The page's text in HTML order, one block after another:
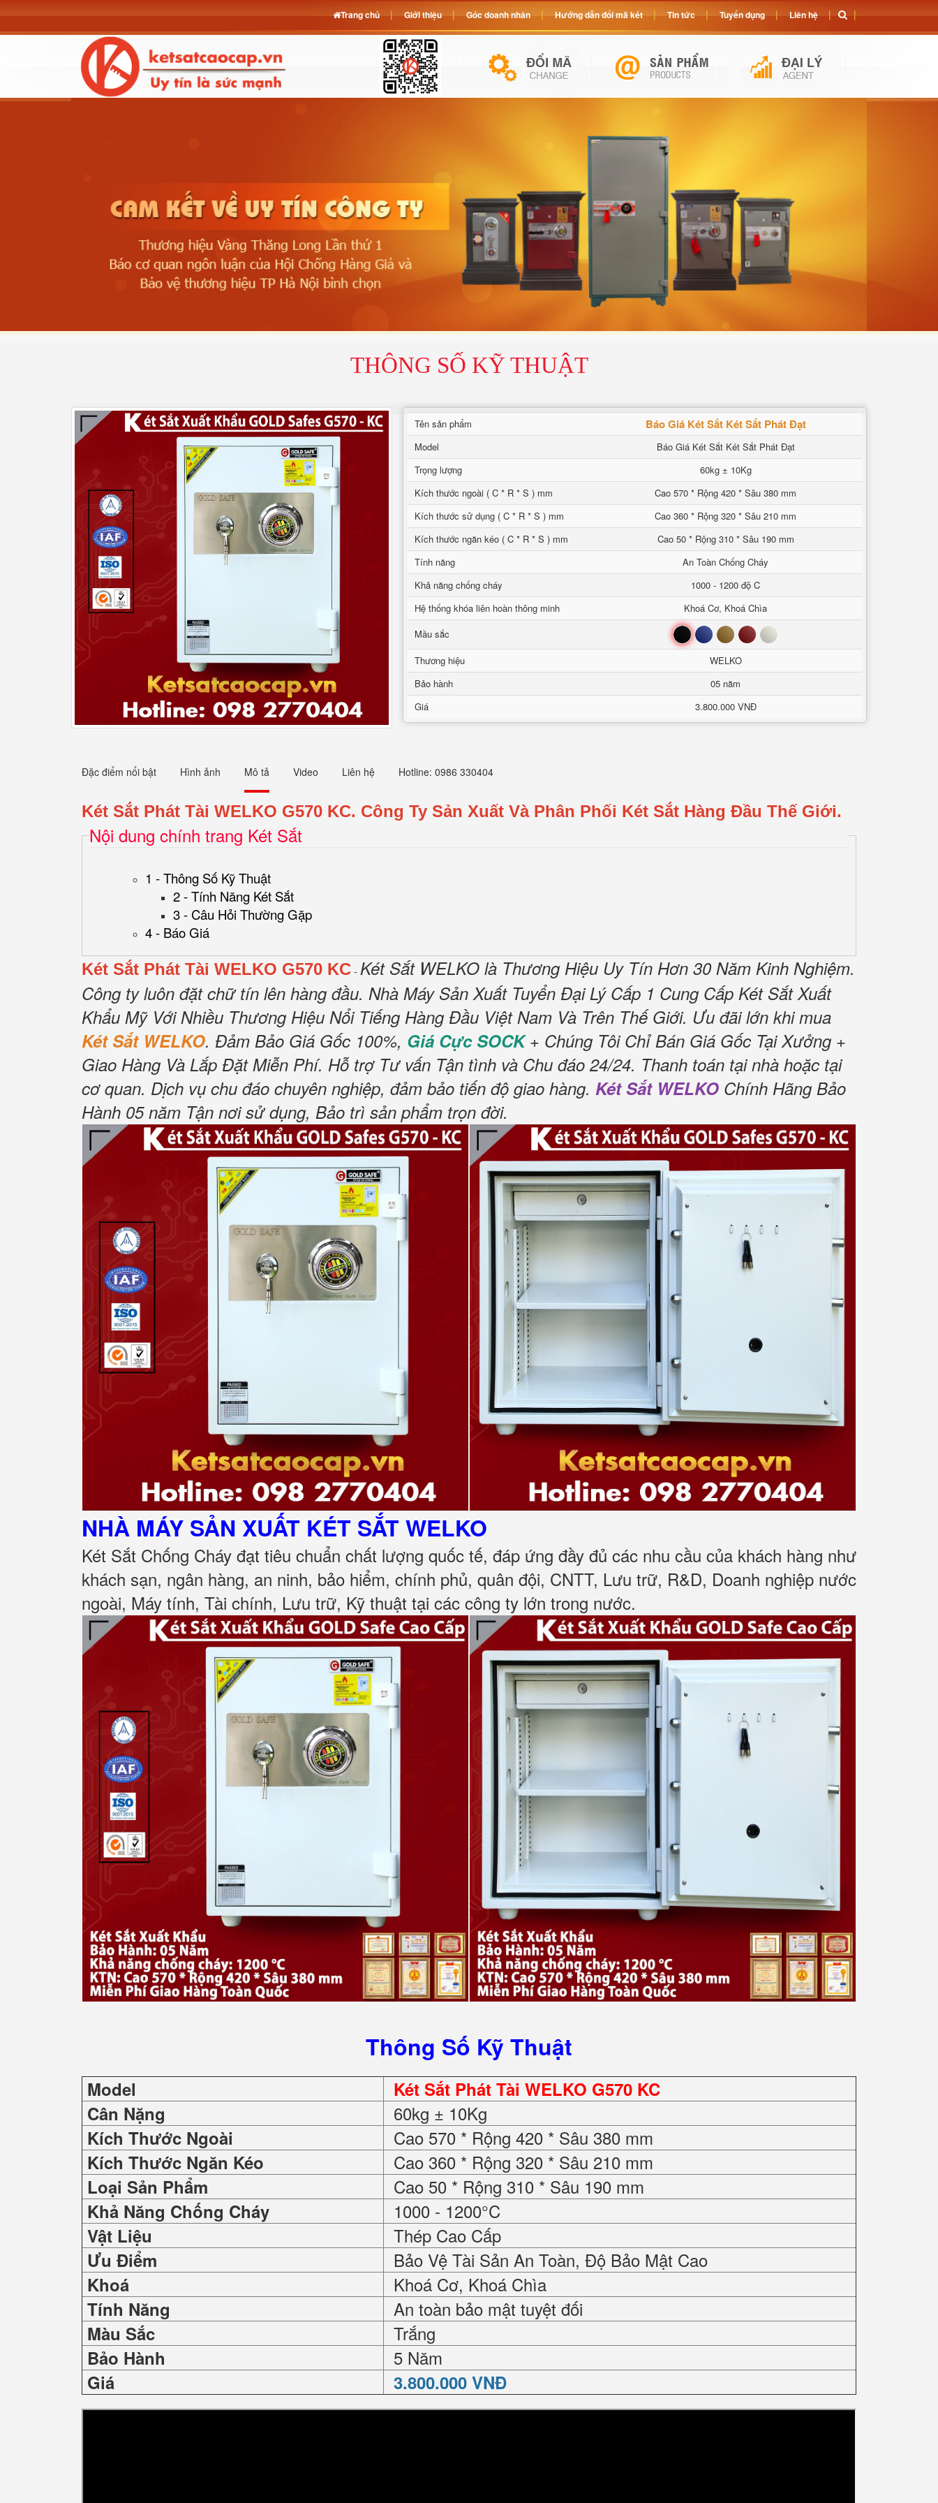
THÔNG SỐ KỸ THUẬT
Tên sản phẩm Báo Giá Két Sắt Két Sắt Phát Đạt
Model
Báo Giá Két Sắt Két Sắt Phát Đạt
Trọng lượng
60kg ± 10Kg
Kích thước ngoài ( C * R * S ) mm
Cao 570 * Rộng 420 * Sâu 380 mm
Kích thước sử dụng ( C * R * S ) mm
Cao 360 * Rộng 320 * Sâu 210 mm
Kích thước ngăn kéo ( C * R * S ) mm
Cao 50 * Rộng 310 * Sâu 190 mm
Tính năng
An Toàn Chống Cháy
Khả năng chống cháy
1000 - 1200 độ C
Hệ thống khóa liên hoàn thông minh
Khoá Cơ, Khoá Chìa
Mầu sắc
Đen Xanh Nâu Đỏ Trắng
Thương hiệu
WELKO
Bảo hành
05 năm
Giá
3.800.000 VNĐ
Đặc điểm nổi bật Hình ảnh Mô tả Video Liên hệ Hotline: 0986 330404
Két Sắt Phát Tài WELKO G570 KC. Công Ty Sản Xuất Và Phân Phối Két Sắt Hàng Đầu Thế Giới.
Nội dung chính trang Két Sắt
1 - Thông Số Kỹ Thuật
2 - Tính Năng Két Sắt
3 - Câu Hỏi Thường Gặp
4 - Báo Giá
Két Sắt Phát Tài WELKO G570 KC - Két Sắt WELKO là Thương Hiệu Uy Tín Hơn 30 Năm Kinh Nghiệm.
Công ty luôn đặt chữ tín lên hàng đầu. Nhà Máy Sản Xuất Tuyển Đại Lý Cấp 1 Cung Cấp Két Sắt Xuất
Khẩu Mỹ Với Nhiều Thương Hiệu Nổi Tiếng Hàng Đầu Việt Nam Và Trên Thế Giới. Ưu đãi lớn khi mua
Két Sắt WELKO. Đảm Bảo Giá Gốc 100%, Giá Cực SOCK+ Chúng Tôi Chỉ Bán Giá Gốc Tại Xưởng +
Giao Hàng Và Lắp Đặt Miễn Phí. Hỗ trợ Tư vấn Tận tình và Chu đáo 24/24. Thanh toán tại nhà hoặc tại
cơ quan. Dịch vụ chu đáo chuyên nghiệp, đảm bảo tiến độ giao hàng. Két Sắt WELKO Chính Hãng Bảo
Hành 05 năm Tận nơi sử dụng, Bảo trì sản phẩm trọn đời.
NHÀ MÁY SẢN XUẤT KÉT SẮTWELKO
Két Sắt Chống Cháy đạt tiêu chuẩn chất lượng quốc tế, đáp ứng đầy đủ các nhu cầu của khách hàng như
khách sạn, ngân hàng, an ninh, bảo hiểm, chính phủ, quân đội, CNTT, Lưu trữ, R&D, Doanh nghiệp nước
ngoài, Máy tính, Tài chính, Lưu trữ, Kỹ thuật tại các công ty lớn trong nước.
Thông Số Kỹ Thuật
Model
Két Sắt Phát Tài WELKO G570 KC
Cân Nặng
60kg ± 10Kg
Kích Thước Ngoài Cao 570 * Rộng 420 * Sâu 380 mm
Kích Thước Ngăn Kéo Cao 360 * Rộng 320 * Sâu 210 mm
Loại Sản Phẩm Cao 50 * Rộng 310 * Sâu 190 mm
Khả Năng Chống Cháy 1000 - 1200°C
Vật Liệu Thép Cao Cấp
Ưu Điểm Bảo Vệ Tài Sản An Toàn, Độ Bảo Mật Cao
Khoá Khoá Cơ, Khoá Chìa
Tính Năng An toàn bảo mật tuyệt đối
Màu Sắc Trắng
Bảo Hành 5 Năm
Giá 3.800.000 VNĐ
Trang chủ Giới thiệu Góc doanh nhân Hướng dẫn đổi mã két Tin tức Tuyển dụng Liên hệ